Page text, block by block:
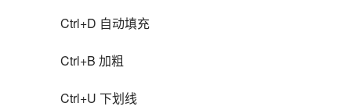
Ctrl+D 自动填充
Ctrl+B 加粗
Ctrl+U 下划线